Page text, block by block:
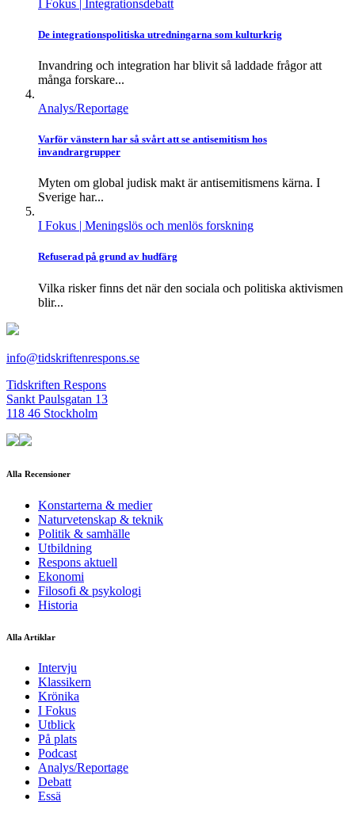
I Fokus | Integrationsdebatt
De integrationspolitiska utredningarna som kulturkrig
Invandring och integration har blivit så laddade frågor att
många forskare...
Analys/Reportage
Varför vänstern har så svårt att se antisemitism hos
invandrargrupper
Myten om global judisk makt är antisemitismens kärna. I
Sverige har...
I Fokus | Meningslös och menlös forskning
Refuserad på grund av hudfärg
Vilka risker finns det när den sociala och politiska aktivismen
blir...
info@tidskriftenrespons.se
Tidskriften Respons
Sankt Paulsgatan 13
118 46 Stockholm
Alla Recensioner
Konstarterna & medier
Naturvetenskap & teknik
Politik & samhälle
Utbildning
Respons aktuell
Ekonomi
Filosofi & psykologi
Historia
Alla Artiklar
Intervju
Klassikern
Krönika
I Fokus
Utblick
På plats
Podcast
Analys/Reportage
Debatt
Essä